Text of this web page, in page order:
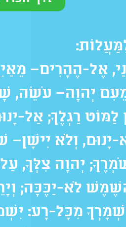
אֶל-הֶהָרִים–
יְהוָה– עֹשֵׂה,
לַמּוֹט רַגְלֶךָ; אַל-
יָנוּם, וְלֹא יִישָׁן–
יְהוָה צִלְּךָ,
לֹא-יַכֶּכָּה;
מִכָּל-רָע: